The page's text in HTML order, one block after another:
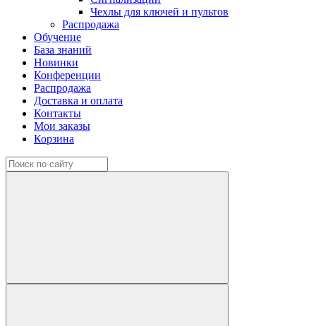
Чехлы для ключей и пультов
Распродажа
Обучение
База знаний
Новинки
Конференции
Распродажа
Доставка и оплата
Контакты
Мои заказы
Корзина